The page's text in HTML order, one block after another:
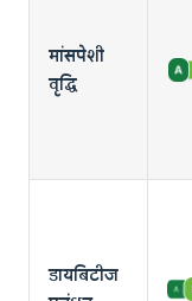
मांसपेशी
वृद्धि
डायबिटीज